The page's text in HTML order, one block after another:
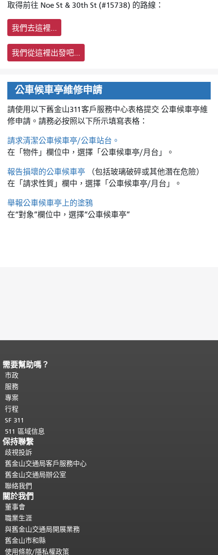
取得前往 Noe St & 30th St (#15738) 的路線：
我們去這裡…
我們從這裡出發吧…
公車候車亭維修申請
請使用以下舊金山311客戶服務中心表格提交 公車候車亭維
修申請。請務必按照以下所示填寫表格：
請求清潔公車候車亭/公車站台。
在「物件」欄位中，選擇「公車候車亭/月台」。
報告損壞的公車候車亭 （包括玻璃破碎或其他潛在危險）
在「請求性質」欄中，選擇「公車候車亭/月台」。
舉報公車候車亭上的塗鴉
在“對象”欄位中，選擇“公車候車亭”
頁面內容結束。
都會重複顯示。
需要幫助嗎？
市政
服務
專案
行程
SF 311
511 區域信息
保持聯繫
歧視投訴
舊金山交通局客戶服務中心
舊金山交通局辦公室
聯絡我們
關於我們
董事會
職業生涯
與舊金山交通局開展業務
舊金山市和縣
使用條款/隱私權政策